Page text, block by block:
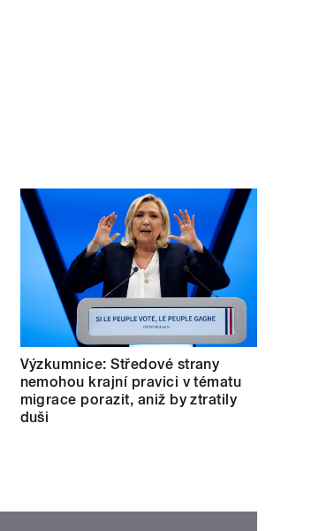
Výzkumnice: Středové strany
nemohou krajní pravici v tématu
migrace porazit, aniž by ztratily
duši